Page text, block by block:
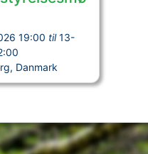
19:00 til 13-
Danmark